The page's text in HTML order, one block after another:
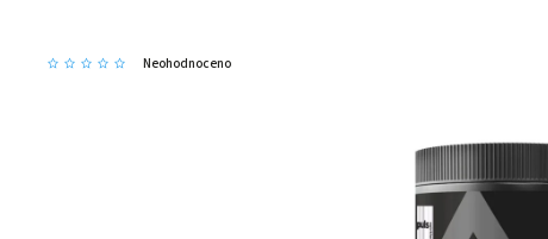
Neohodnoceno